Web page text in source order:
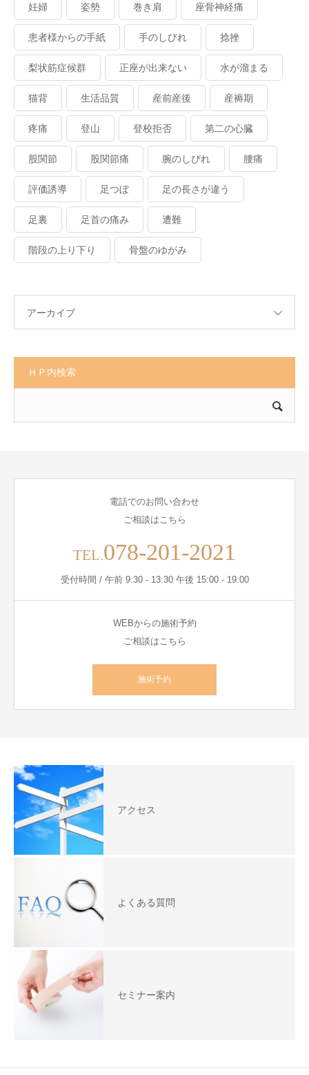
妊婦 姿勢 巻き肩 座骨神経痛
患者様からの手紙 手のしびれ 捻挫
梨状筋症候群 正座が出来ない 水が溜まる
猫背 生活品質 産前産後 産褥期
疼痛 登山 登校拒否 第二の心臓
股関節 股関節痛 腕のしびれ 腰痛
評価誘導 足つぼ 足の長さが違う
足裏 足首の痛み 遭難
階段の上り下り 骨盤のゆがみ
アーカイブ
ＨＰ内検索
電話でのお問い合わせ
ご相談はこちら
TEL.078-201-2021
受付時間 / 午前 9:30 - 13:30 午後 15:00 - 19:00
WEBからの施術予約
ご相談はこちら
施術予約
アクセス
よくある質問
セミナー案内